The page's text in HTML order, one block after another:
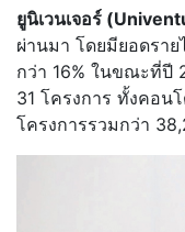
ยูนิเวนเจอร์
ผ่านมา โดยมียอดรา
กว่า 16% ในขณะที่ปี
31 โครงการ ทั้งคอน
โครงการรวมกว่า